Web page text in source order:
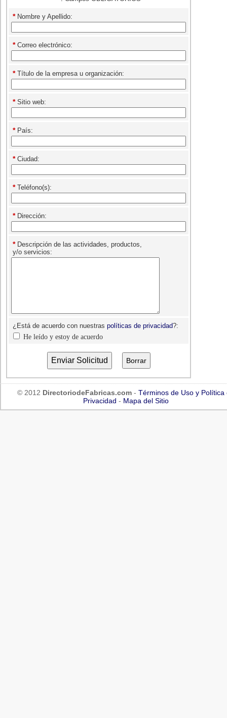
* Nombre y Apellido:
* Correo electrónico:
* Título de la empresa u organización:
* Sitio web:
* País:
* Ciudad:
* Teléfono(s):
* Dirección:
* Descripción de las actividades, productos,
y/o servicios:
¿Está de acuerdo con nuestras políticas de privacidad?:
He leído y estoy de acuerdo
© 2012 DirectoriodeFabricas.com - Términos de Uso y Política
Privacidad - Mapa del Sitio